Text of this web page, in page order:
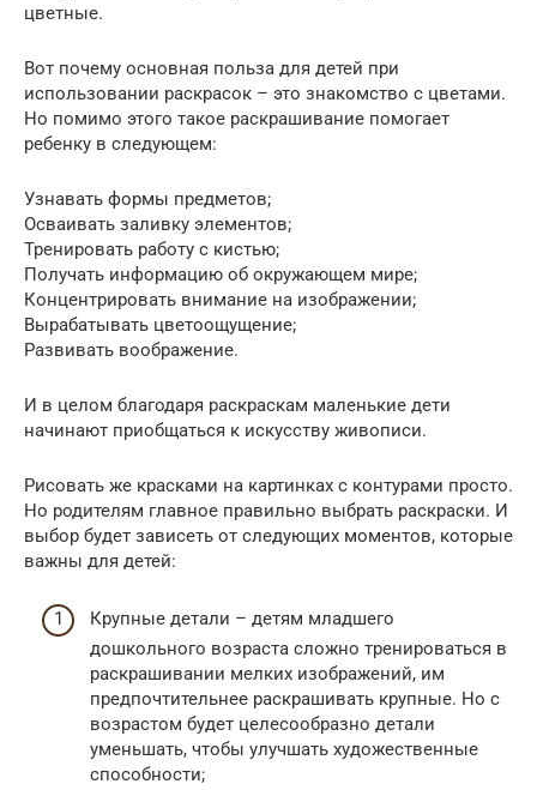
цветные.
Вот почему основная польза для детей при
использовании раскрасок – это знакомство с цветами.
Но помимо этого такое раскрашивание помогает
ребенку в следующем:
Узнавать формы предметов;
Осваивать заливку элементов;
Тренировать работу с кистью;
Получать информацию об окружающем мире;
Концентрировать внимание на изображении;
Вырабатывать цветоощущение;
Развивать воображение.
И в целом благодаря раскраскам маленькие дети
начинают приобщаться к искусству живописи.
Рисовать же красками на картинках с контурами просто.
Но родителям главное правильно выбрать раскраски. И
выбор будет зависеть от следующих моментов, которые
важны для детей:
Крупные детали – детям младшего
дошкольного возраста сложно тренироваться в
раскрашивании мелких изображений, им
предпочтительнее раскрашивать крупные. Но с
возрастом будет целесообразно детали
уменьшать, чтобы улучшать художественные
способности;